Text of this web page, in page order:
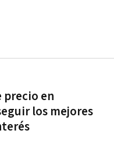
precio en
los mejores